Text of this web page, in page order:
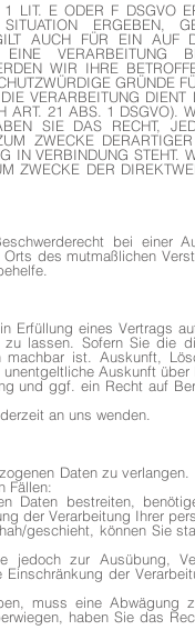
LIT. E ODER F DSGVO
ERGEBEN,
AUCH FÜR EIN AUF
VERARBEITUNG
WIR IHRE
GRÜNDE
VERARBEITUNG DIENT
ART. 21 ABS. 1 DSGVO).
SIE DAS RECHT,
ZWECKE
VERBINDUNG STEHT.
ZWECKE DER
bei einer
des mutmaßlichen
Erfüllung eines Vertrags
lassen. Sofern Sie die
ist. Auskunft,
Auskunft
und ggf. ein Recht auf
an uns wenden.
Daten zu
Fällen:
Daten bestreiten,
der Verarbeitung Ihrer
geschieht, können Sie
zur Ausübung,
der
muss eine Abwägung
haben Sie das